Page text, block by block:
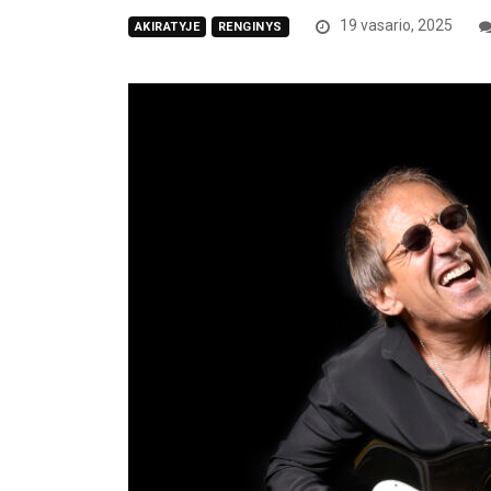
AKIRATYJE RENGINYS 19 vasario, 2025